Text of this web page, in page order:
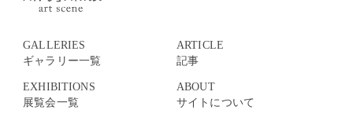
GALLERIES
ギャラリー一覧
EXHIBITIONS
展覧会一覧
ARTICLE
記事
ABOUT
サイトについて